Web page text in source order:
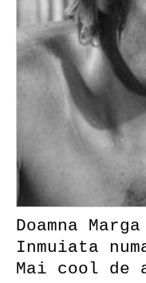
Doamna
Inmuiata
Mai cool de